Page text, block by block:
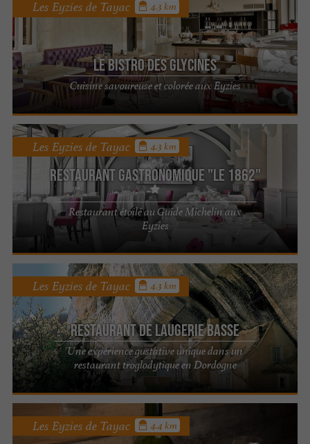
Le Bistro des Glycines
Cuisine savoureuse et colorée aux Eyzies
Les Eyzies de Tayac 4.3 km
Restaurant gastronomique "Le 1862"
Restaurant étoilé au Guide Michelin aux
Eyzies
Les Eyzies de Tayac 4.3 km
Restaurant de Laugerie Basse
Une expérience gustative unique dans un
restaurant troglodytique en Dordogne
Les Eyzies de Tayac 4.3 km
Les Eyzies de Tayac 4.4 km